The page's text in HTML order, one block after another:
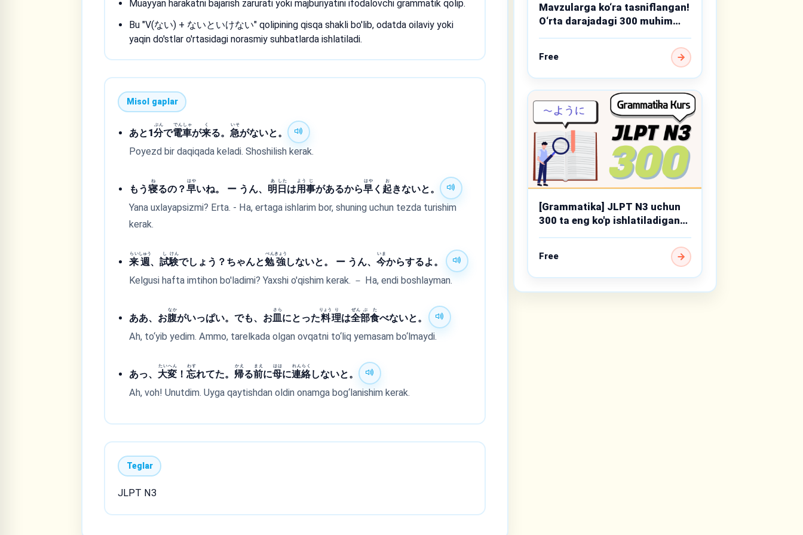
Muayyan harakatni bajarish zarurati yoki majburiyatini ifodalovchi grammatik qolip.
Bu "V(ない) + ないといけない" qolipining qisqa shakli bo'lib, odatda oilaviy yoki
yaqin do'stlar o'rtasidagi norasmiy suhbatlarda ishlatiladi.
Misol gaplar
あと1分
ぷん
で電
でん
車
しゃ
が来
く
る。急
いそ
がないと。
Poyezd bir daqiqada keladi. Shoshilish kerak.
もう寝
ね
るの？早
はや
いね。 ー うん、 明
あ
日
した
は用
よう
事
じ
があるから早
はや
く 起
お
きないと。
Yana uxlayapsizmi? Erta. - Ha, ertaga ishlarim bor, shuning uchun tezda turishim
kerak.
来
らい
週
しゅう
、試
し
験
けん
でしょう？ちゃんと勉
べん
強
きょう
しないと。 ー うん、今
いま
からするよ。
Kelgusi hafta imtihon bo'ladimi? Yaxshi o'qishim kerak. － Ha, endi boshlayman.
ああ、お腹
なか
がいっぱい。でも、お皿
さら
にとった料
りょう
理
り
は全
ぜん
部
ぶ
食
た
べないと。
Ah, to‘yib yedim. Ammo, tarelkada olgan ovqatni to‘liq yemasam bo‘lmaydi.
あっ、 大
たい
変
へん
！忘
わす
れてた。 帰
かえ
る前
まえ
に母
はは
に連
れん
絡
らく
しないと。
Ah, voh! Unutdim. Uyga qaytishdan oldin onamga bog‘lanishim kerak.
Teglar
JLPT N3
Mavzularga ko‘ra tasniflangan!
O‘rta darajadagi 300 muhim
grammatika mavzusi
Free
[Grammatika] JLPT N3 uchun
300 ta eng ko'p ishlatiladigan
punktlar
Free